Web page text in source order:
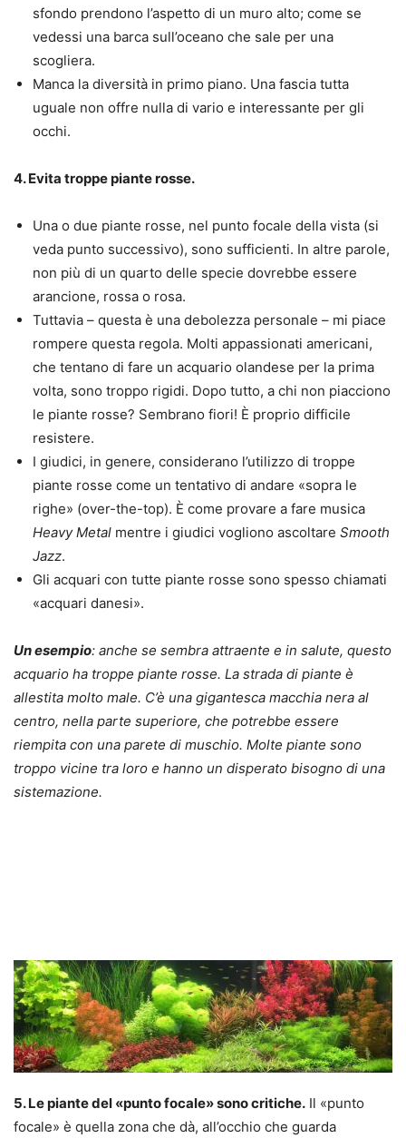
sfondo prendono l’aspetto di un muro alto; come se
vedessi una barca sull’oceano che sale per una
scogliera.
Manca la diversità in primo piano. Una fascia tutta
uguale non offre nulla di vario e interessante per gli
occhi.
4. Evita troppe piante rosse.
Una o due piante rosse, nel punto focale della vista (si
veda punto successivo), sono sufficienti. In altre parole,
non più di un quarto delle specie dovrebbe essere
arancione, rossa o rosa.
Tuttavia – questa è una debolezza personale – mi piace
rompere questa regola. Molti appassionati americani,
che tentano di fare un acquario olandese per la prima
volta, sono troppo rigidi. Dopo tutto, a chi non piacciono
le piante rosse? Sembrano fiori! È proprio difficile
resistere.
I giudici, in genere, considerano l’utilizzo di troppe
piante rosse come un tentativo di andare «sopra le
righe» (over-the-top). È come provare a fare musica
Heavy Metal mentre i giudici vogliono ascoltare Smooth
Jazz.
Gli acquari con tutte piante rosse sono spesso chiamati
«acquari danesi».
Un esempio: anche se sembra attraente e in salute, questo
acquario ha troppe piante rosse. La strada di piante è
allestita molto male. C’è una gigantesca macchia nera al
centro, nella parte superiore, che potrebbe essere
riempita con una parete di muschio. Molte piante sono
troppo vicine tra loro e hanno un disperato bisogno di una
sistemazione.
5. Le piante del «punto focale» sono critiche. Il «punto
focale» è quella zona che dà, all’occhio che guarda